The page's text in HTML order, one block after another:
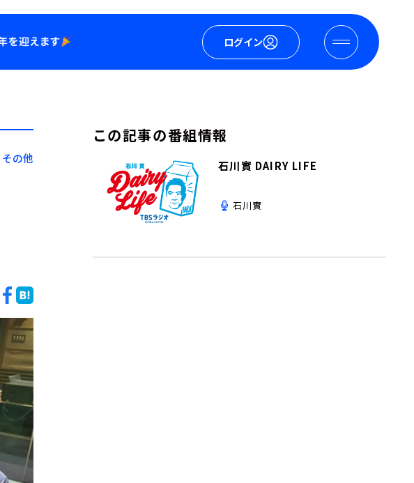
ログイン
その他
この記事の番組情報
石川實 DAIRY LIFE
石川實